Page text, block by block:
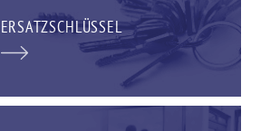
ERSATZSCHLÜSSEL